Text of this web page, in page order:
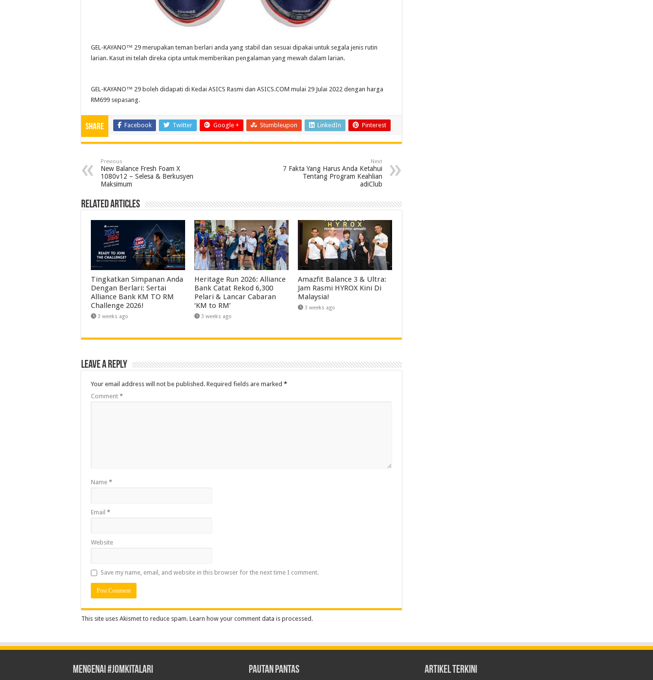
GEL-KAYANO™ 29 merupakan teman berlari anda yang stabil dan sesuai dipakai untuk segala jenis rutin
larian. Kasut ini telah direka cipta untuk memberikan pengalaman yang mewah dalam larian.
GEL-KAYANO™ 29 boleh didapati di Kedai ASICS Rasmi dan ASICS.COM mulai 29 Julai 2022 dengan harga
RM699 sepasang.
Share Facebook Twitter Google + Stumbleupon LinkedIn Pinterest
Previous
New Balance Fresh Foam X
1080v12 – Selesa & Berkusyen
Maksimum
Next
7 Fakta Yang Harus Anda Ketahui
Tentang Program Keahlian
adiClub
Related Articles
Tingkatkan Simpanan Anda
Dengan Berlari: Sertai
Alliance Bank KM TO RM
Challenge 2026!
3 weeks ago
Heritage Run 2026: Alliance
Bank Catat Rekod 6,300
Pelari & Lancar Cabaran
‘KM to RM’
3 weeks ago
Amazfit Balance 3 & Ultra:
Jam Rasmi HYROX Kini Di
Malaysia!
3 weeks ago
Leave a Reply
Your email address will not be published. Required fields are marked *
Comment *
Name *
Email *
Website
Save my name, email, and website in this browser for the next time I comment.
This site uses Akismet to reduce spam. Learn how your comment data is processed.
Mengenai #JOMKITALARI Pautan Pantas Artikel Terkini